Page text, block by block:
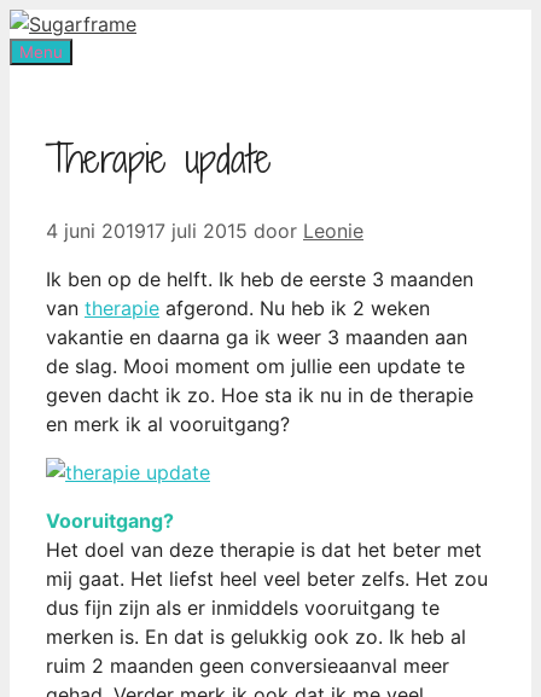
Ga
naar
Menu
Therapie update
4 juni 201917 juli 2015 door Leonie
Ik ben op de helft. Ik heb de eerste 3 maanden
van therapie afgerond. Nu heb ik 2 weken
vakantie en daarna ga ik weer 3 maanden aan
de slag. Mooi moment om jullie een update te
geven dacht ik zo. Hoe sta ik nu in de therapie
en merk ik al vooruitgang?
Vooruitgang?
Het doel van deze therapie is dat het beter met
mij gaat. Het liefst heel veel beter zelfs. Het zou
dus fijn zijn als er inmiddels vooruitgang te
merken is. En dat is gelukkig ook zo. Ik heb al
ruim 2 maanden geen conversieaanval meer